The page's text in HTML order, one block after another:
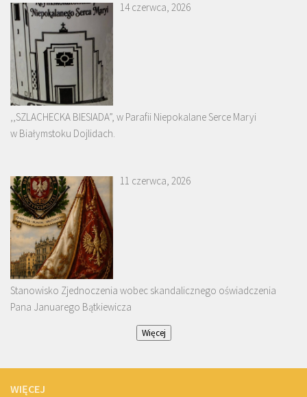
14 czerwca, 2026
,,SZLACHECKA BIESIADA”, w Parafii Niepokalane Serce Maryi
w Białymstoku Dojlidach.
11 czerwca, 2026
Stanowisko Zjednoczenia wobec skandalicznego oświadczenia
Pana Januarego Bątkiewicza
Więcej
WIĘCEJ